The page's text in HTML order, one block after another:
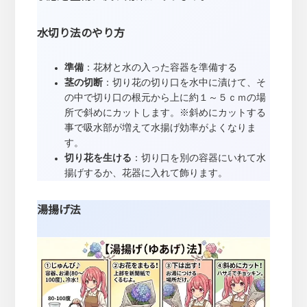
水切り法のやり方
準備：花材と水の入った容器を準備する
茎の切断：切り花の切り口を水中に漬けて、そ
の中で切り口の根元から上に約１～５ｃｍの場
所で斜めにカットします。※斜めにカットする
事で吸水部が増えて水揚げ効率がよくなりま
す。
切り花を生ける ：切り口を別の容器にいれて水
揚げするか、花器に入れて飾ります。
湯揚げ法